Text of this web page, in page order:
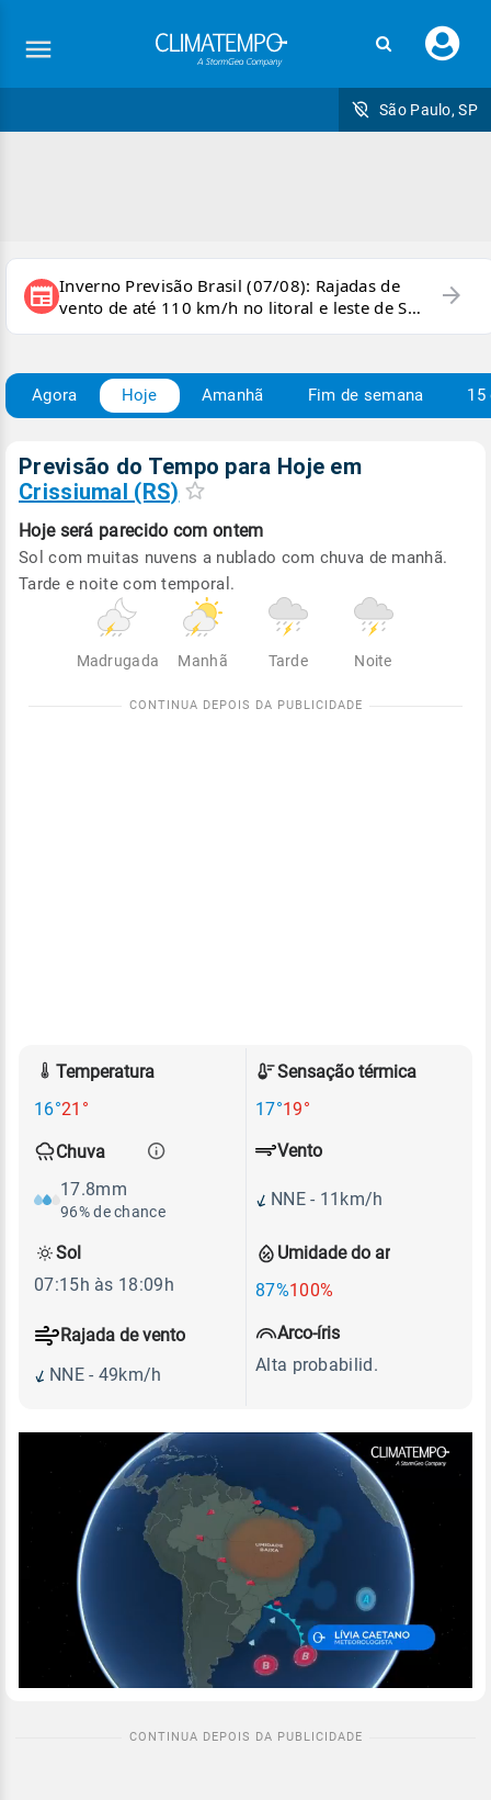
seu
São Paulo, SP
newspaper Inverno Previsão Brasil (07/08): Rajadas de
vento de até 110 km/h no litoral e leste de SP
e sul do RJ
arrow_forward
Agora Hoje Amanhã Fim de semana 15
Previsão do Tempo para Hoje em
Crissiumal (RS)
Hoje será parecido com ontem
Sol com muitas nuvens a nublado com chuva de manhã.
Tarde e noite com temporal.
Madrugada Manhã Tarde Noite
Temperatura
16°21°
Sensação térmica
17°19°
Chuva
17.8mm
96% de chance
Umidade do ar
87%100%
Vento
NNE - 11km/h
Rajada de vento
NNE - 49km/h
Sol
07:15h às 18:09h
Arco-íris
Alta probabilid.